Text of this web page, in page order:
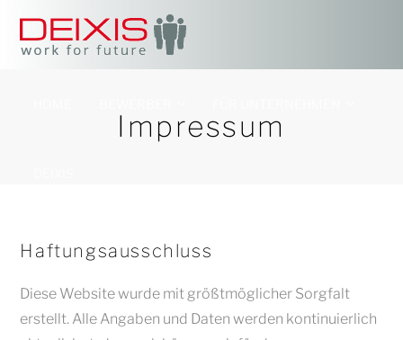
Impressum
Haftungsausschluss
Diese Website wurde mit größtmöglicher Sorgfalt
erstellt. Alle Angaben und Daten werden kontinuierlich